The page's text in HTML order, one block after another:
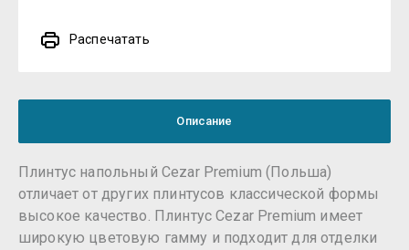
Распечатать
Описание
Плинтус напольный Cezar Premium (Польша)
отличает от других плинтусов классической формы
высокое качество. Плинтус Cezar Premium имеет
широкую цветовую гамму и подходит для отделки